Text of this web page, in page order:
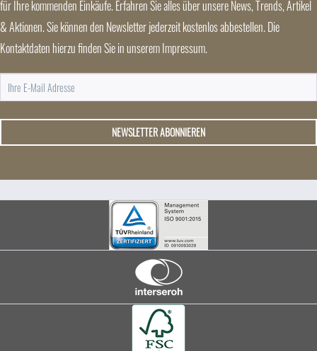
für Ihre kommenden Einkäufe. Erfahren Sie alles über unsere News, Trends, Artikel
& Aktionen. Sie können den Newsletter jederzeit kostenlos abbestellen. Die
Kontaktdaten hierzu finden Sie in unserem Impressum.
NEWSLETTER ABONNIEREN